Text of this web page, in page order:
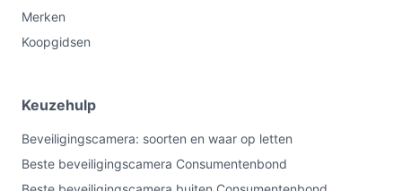
Merken
Koopgidsen
Keuzehulp
Beveiligingscamera: soorten en waar op letten
Beste beveiligingscamera Consumentenbond